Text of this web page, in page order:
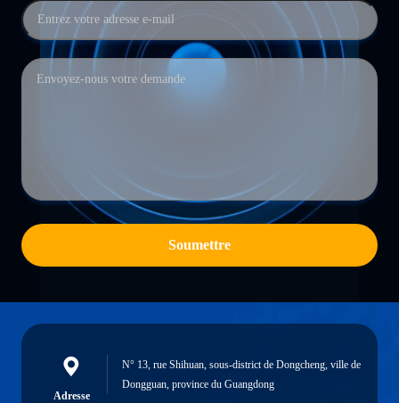
Soumettre
Adresse
N° 13, rue Shihuan, sous-district de Dongcheng, ville de
Dongguan, province du Guangdong